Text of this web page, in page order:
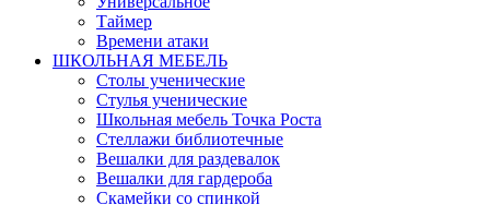
Таймер
Времени атаки
ШКОЛЬНАЯ МЕБЕЛЬ
Столы ученические
Стулья ученические
Школьная мебель Точка Роста
Стеллажи библиотечные
Вешалки для раздевалок
Вешалки для гардероба
Скамейки со спинкой